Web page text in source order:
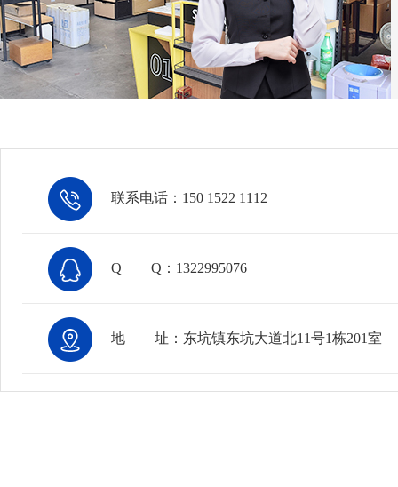
联系电话：150 1522 1112
Q Q：1322995076
地 址：东坑镇东坑大道北11号1栋201室